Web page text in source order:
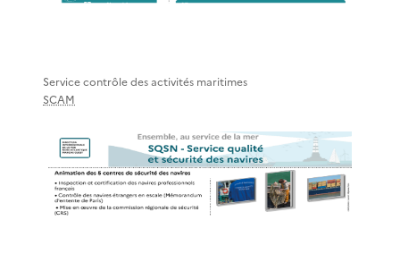
Service contrôle des activités maritimes
SCAM